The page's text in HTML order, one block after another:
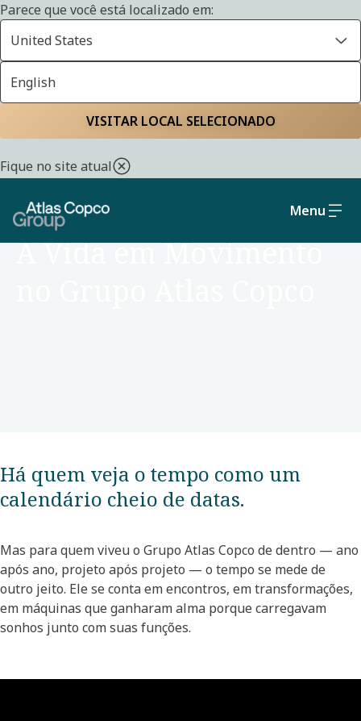
Parece que você está localizado em:
United States
English
VISITAR LOCAL SELECIONADO
Fique no site atual
Menu
HISTÓRIAS QUE RESPIRAM:
A Vida em Movimento
Há quem veja o tempo como um
calendário cheio de datas.
Mas para quem viveu o Grupo Atlas Copco de dentro — ano
após ano, projeto após projeto — o tempo se mede de
outro jeito. Ele se conta em encontros, em transformações,
em máquinas que ganharam alma porque carregavam
sonhos junto com suas funções.